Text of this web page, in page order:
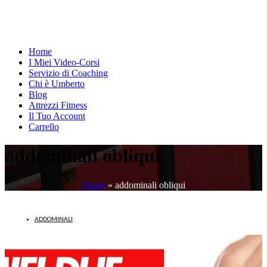
Home
I Miei Video-Corsi
Servizio di Coaching
Chi è Umberto
Blog
Attrezzi Fitness
Il Tuo Account
Carrello
addominali obliqui
Home» addominali obliqui
ADDOMINALI